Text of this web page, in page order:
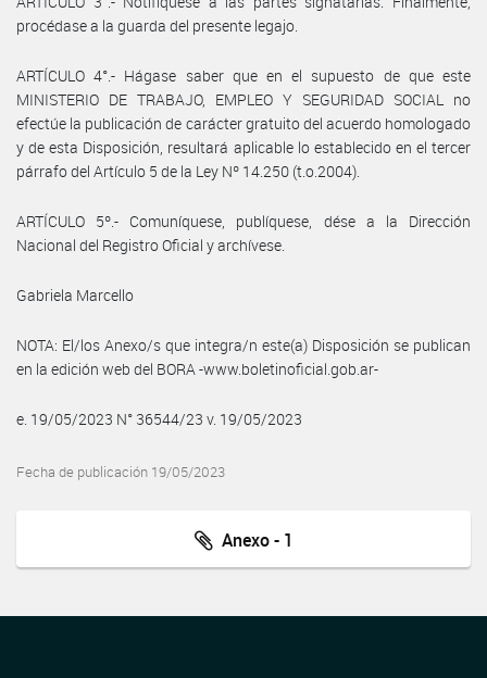
procédase a la guarda del presente legajo.
ARTÍCULO 4°.- Hágase saber que en el supuesto de que este
MINISTERIO DE TRABAJO, EMPLEO Y SEGURIDAD SOCIAL no
efectúe la publicación de carácter gratuito del acuerdo homologado
y de esta Disposición, resultará aplicable lo establecido en el tercer
párrafo del Artículo 5 de la Ley Nº 14.250 (t.o.2004).
ARTÍCULO 5º.- Comuníquese, publíquese, dése a la Dirección
Nacional del Registro Oficial y archívese.
Gabriela Marcello
NOTA: El/los Anexo/s que integra/n este(a) Disposición se publican
en la edición web del BORA -www.boletinoficial.gob.ar-
e. 19/05/2023 N° 36544/23 v. 19/05/2023
Fecha de publicación 19/05/2023
Anexo - 1